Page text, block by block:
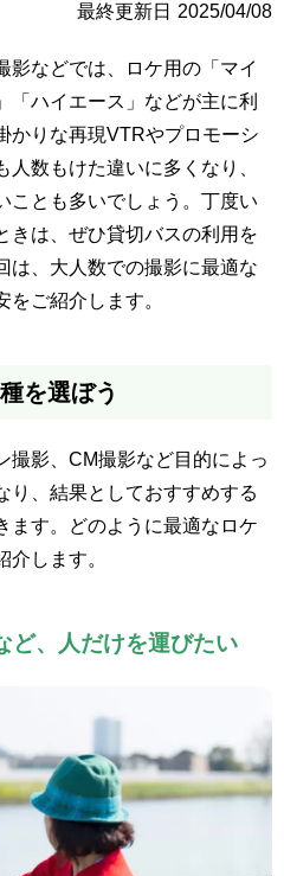
2025/04/08
影などでは、ロケ用の「マイ
「ハイエース」などが主に利
かりな再現VTRやプロモーシ
数もけた違いに多くなり、
ことも多いでしょう。丁度い
きは、ぜひ貸切バスの利用を
は、大人数での撮影に最適な
ご紹介します。
を選ぼう
撮影、CM撮影など目的によっ
り、結果としておすすめする
ます。どのように最適なロケ
します。
ど、人だけを運びたい